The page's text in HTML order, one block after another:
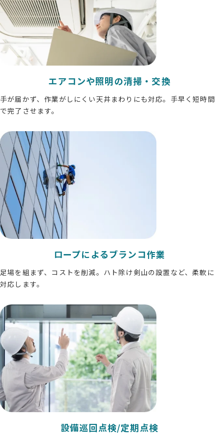
エアコンや照明の清掃・交換
手が届かず、作業がしにくい天井まわりにも対応。手早く短時間
で完了させます。
ロープによるブランコ作業
足場を組まず、コストを削減。ハト除け剣山の設置など、柔軟に
対応します。
設備巡回点検/定期点検